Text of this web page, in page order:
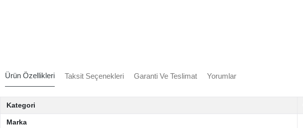
Ürün Özellikleri Taksit Seçenekleri Garanti Ve Teslimat Yorumlar
Kategori
Marka